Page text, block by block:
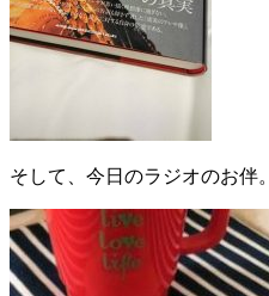
そして、今日のラジオのお伴。